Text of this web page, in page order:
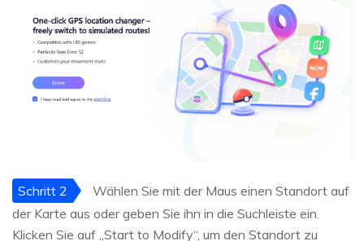
Schritt 2
Wählen Sie mit der Maus einen Standort auf
der Karte aus oder geben Sie ihn in die Suchleiste ein.
Klicken Sie auf „Start to Modify“, um den Standort zu